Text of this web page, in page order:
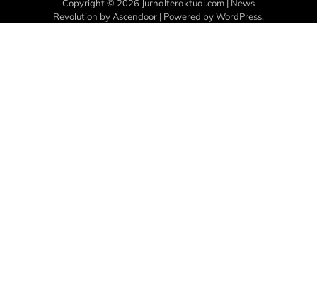
Copyright © 2026 Jurnalteraktual.com | News
Revolution byAscendoor | Powered byWordPress.